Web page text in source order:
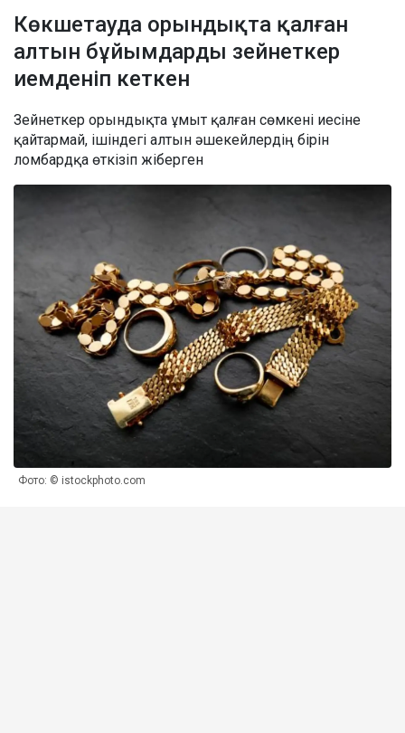
Көкшетауда орындықта қалған
алтын бұйымдарды зейнеткер
иемденіп кеткен
Зейнеткер орындықта ұмыт қалған сөмкені иесіне
қайтармай, ішіндегі алтын әшекейлердің бірін
ломбардқа өткізіп жіберген
Фото: © istockphoto.com